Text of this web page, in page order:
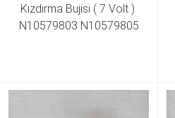
Kızdırma Bujisi ( 7 Volt )
N10579803 N10579805